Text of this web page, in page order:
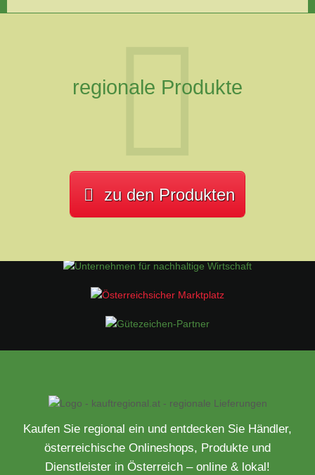
regionale Produkte
zu den Produkten
Kaufen Sie regional ein und entdecken Sie Händler,
österreichische Onlineshops, Produkte und
Dienstleister in Österreich – online & lokal!